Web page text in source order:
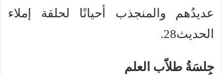
عديدُهم والمنجذب أحيانًا لحلقة إملاء
الحديث28.
جِلسَةُ طلاّب العلم